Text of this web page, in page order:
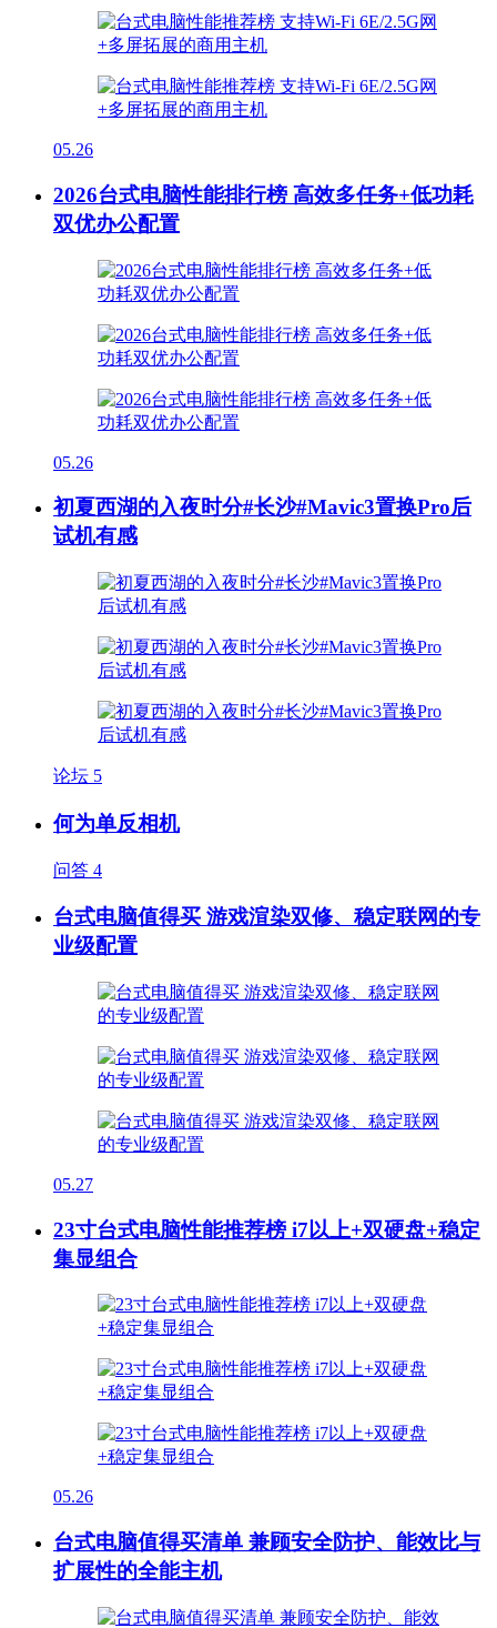
05.26
2026台式电脑性能排行榜 高效多任务+低功耗
双优办公配置
05.26
初夏西湖的入夜时分#长沙#Mavic3置换Pro后
试机有感
论坛 5
何为单反相机
问答 4
台式电脑值得买 游戏渲染双修、稳定联网的专
业级配置
05.27
23寸台式电脑性能推荐榜 i7以上+双硬盘+稳定
集显组合
05.26
台式电脑值得买清单 兼顾安全防护、能效比与
扩展性的全能主机